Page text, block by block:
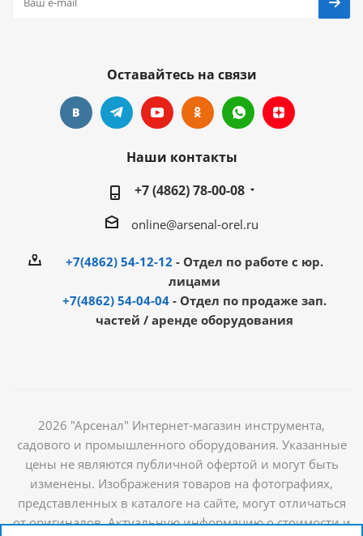
Оставайтесь на связи
Наши контакты
+7 (4862) 78-00-08
online@arsenal-orel.ru
+7(4862) 54-12-12 - Отдел по работе с юр.
лицами
+7(4862) 54-04-04 - Отдел по продаже зап.
частей / аренде оборудования
2026 "Арсенал" Интернет-магазин инструмента,
садового и промышленного оборудования. Указанные
цены не являются публичной офертой и могут быть
изменены. Изображения товаров на фотографиях,
представленных в каталоге на сайте, могут отличаться
от оригиналов. Актуальную информацию о стоимости и